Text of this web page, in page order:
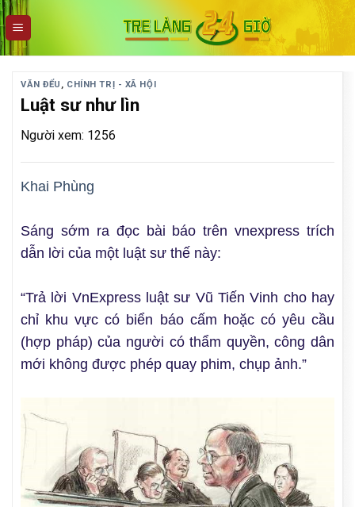
Skip
to
content
VĂN ĐỂU , CHÍNH TRỊ - XÃ HỘI
Luật sư như lìn
Người xem: 1256
Khai Phùng
Sáng sớm ra đọc bài báo trên vnexpress trích
dẫn lời của một luật sư thế này:
“Trả lời VnExpress luật sư Vũ Tiến Vinh cho hay
chỉ khu vực có biển báo cấm hoặc có yêu cầu
(hợp pháp) của người có thẩm quyền, công dân
mới không được phép quay phim, chụp ảnh.”